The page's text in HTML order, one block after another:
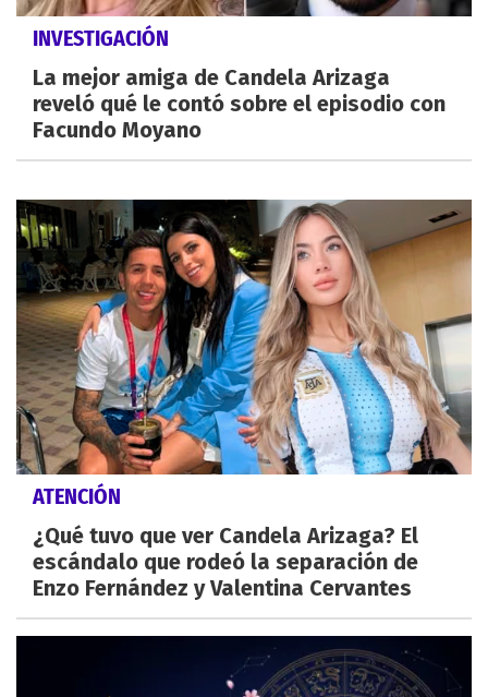
INVESTIGACIÓN
La mejor amiga de Candela Arizaga
reveló qué le contó sobre el episodio con
Facundo Moyano
ATENCIÓN
¿Qué tuvo que ver Candela Arizaga? El
escándalo que rodeó la separación de
Enzo Fernández y Valentina Cervantes